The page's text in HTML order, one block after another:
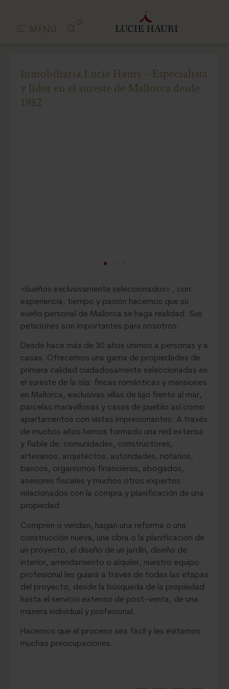
MENÚ
0
Inmobiliaria Lucie Hauri – Especialista
y líder en el sureste de Mallorca desde
1982
«Sueños exclusivamente seleccionados» , con
experiencia, tiempo y pasión hacemos que su
sueño personal de Mallorca se haga realidad. Sus
peticiones son importantes para nosotros.
Desde hace más de 30 años unimos a personas y a
casas. Ofrecemos una gama de propiedades de
primera calidad cuidadosamente seleccionadas en
el sureste de la isla: fincas románticas y mansiones
en Mallorca, exclusivas villas de lujo frente al mar,
parcelas maravillosas y casas de pueblo así como
apartamentos con vistas impresionantes. A través
de muchos años hemos formado una red extensa
y fiable de: comunidades, constructores,
artesanos, arquitectos, autoridades, notarios,
bancos, organismos financieros, abogados,
asesores fiscales y muchos otros expertos
relacionados con la compra y planificación de una
propiedad.
Compren o vendan, hagan una reforma o una
construcción nueva, una obra o la planificación de
un proyecto, el diseño de un jardín, diseño de
interior, arrendamiento o alquiler, nuestro equipo
profesional les guiará a través de todas las etapas
del proyecto, desde la búsqueda de la propiedad
hasta el servicio extenso de post-venta, de una
manera individual y profesional.
Hacemos que el proceso sea fácil y les evitamos
muchas preocupaciones.